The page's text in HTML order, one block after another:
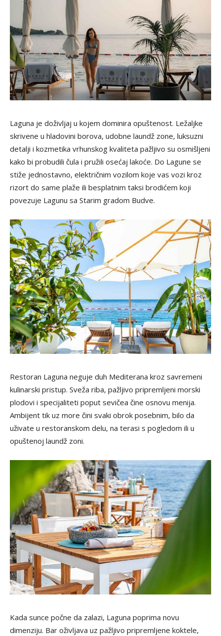
Laguna je doživljaj u kojem dominira opuštenost. Ležaljke
skrivene u hladovini borova, udobne laundž zone, luksuzni
detalji i kozmetika vrhunskog kvaliteta pažljivo su osmišljeni
kako bi probudili čula i pružili osećaj lakoće. Do Lagune se
stiže jednostavno, električnim vozilom koje vas vozi kroz
rizort do same plaže ili besplatnim taksi brodićem koji
povezuje Lagunu sa Starim gradom Budve.
Restoran Laguna neguje duh Mediterana kroz savremeni
kulinarski pristup. Sveža riba, pažljivo pripremljeni morski
plodovi i specijaliteti poput sevičea čine osnovu menija.
Ambijent tik uz more čini svaki obrok posebnim, bilo da
uživate u restoranskom delu, na terasi s pogledom ili u
opuštenoj laundž zoni.
Kada sunce počne da zalazi, Laguna poprima novu
dimenziju. Bar oživljava uz pažljivo pripremljene koktele,